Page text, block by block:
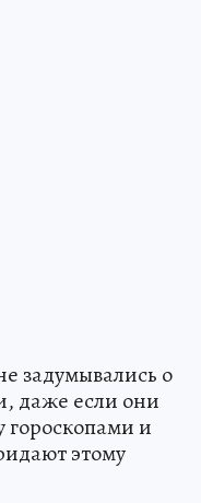
задумывались о
даже если они
и
этому